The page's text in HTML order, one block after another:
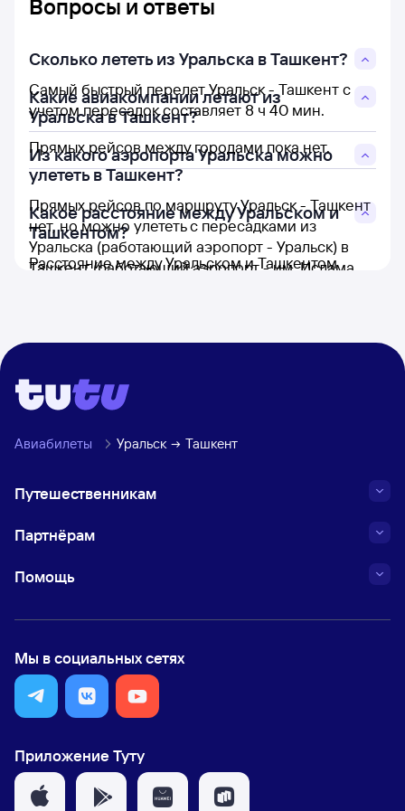
Вопросы и ответы
Сколько лететь из Уральска в Ташкент?
Самый быстрый перелет Уральск - Ташкент с
учетом пересадок составляет 8 ч 40 мин.
Какие авиакомпании летают из
Уральска в Ташкент?
Прямых рейсов между городами пока нет.
Из какого аэропорта Уральска можно
улететь в Ташкент?
Прямых рейсов по маршруту Уральск - Ташкент
нет, но можно улететь с пересадками из
Уральска (работающий аэропорт - Уральск) в
Ташкент (работающий аэропорт - им. Ислама
Какое расстояние между Уральском и
Ташкентом?
Расстояние между Уральском и Ташкентом
Авиабилеты Уральск Ташкент
Путешественникам
Партнёрам
Помощь
Мы в социальных сетях
Приложение Туту